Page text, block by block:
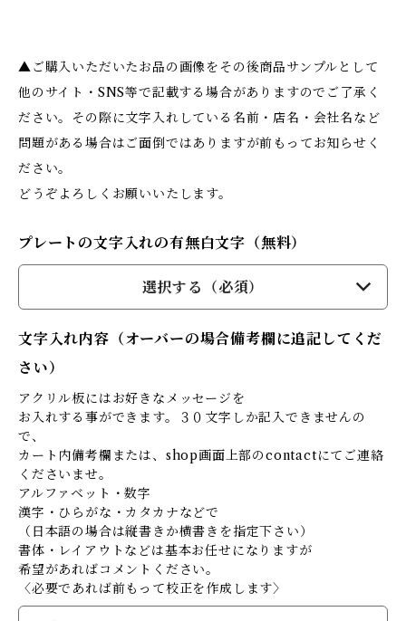
▲ご購入いただいたお品の画像をその後商品サンプルとして
他のサイト・SNS等で記載する場合がありますのでご了承く
ださい。その際に文字入れしている名前・店名・会社名など
問題がある場合はご面倒ではありますが前もってお知らせく
ださい。
どうぞよろしくお願いいたします。
プレートの文字入れの有無白文字（無料）
選択する（必須）
文字入れ内容（オーバーの場合備考欄に追記してくだ
さい）
アクリル板にはお好きなメッセージを
お入れする事ができます。３０文字しか記入できませんの
で、
カート内備考欄または、shop画面上部のcontactにてご連絡
くださいませ。
アルファベット・数字
漢字・ひらがな・カタカナなどで
（日本語の場合は縦書きか横書きを指定下さい）
書体・レイアウトなどは基本お任せになりますが
希望があればコメントください。
〈必要であれば前もって校正を作成します〉